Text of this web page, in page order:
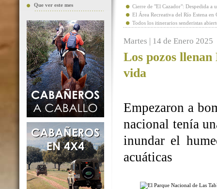
Que ver este mes
Cierre de "El Cazador": Despedida a
El Área Recreativa del Río Estena
Todos los itinerarios senderistas
Martes | 14 de Enero 2025
Los pozos
vida
Empezaron a
nacional tenía
inundar el
acuáticas